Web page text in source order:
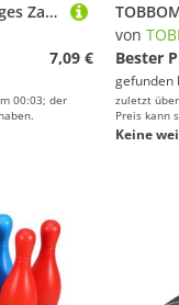
TOBBOMEY 4 Stück Teiliges Zahnbürstenkopf aufbewahrungsset aus Robustem Staubdichtes Reiseetui für Elektrische Zahnbürstenköpfe Passend Großer Stauraum für Mehrere Bürstenköpfe Praktisch
7,09 €
00:03; der
von
Bester
gefunden
zuletzt
Preis kann
Keine